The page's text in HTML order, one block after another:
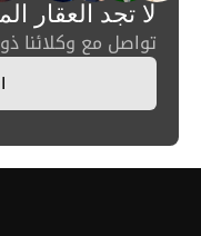
لا تجد العقار
تواصل مع وكلائنا